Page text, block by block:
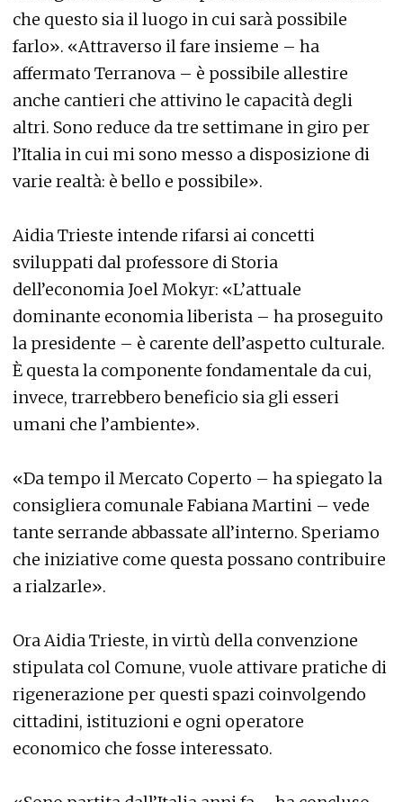
che questo sia il luogo in cui sarà possibile
farlo». «Attraverso il fare insieme – ha
affermato Terranova – è possibile allestire
anche cantieri che attivino le capacità degli
altri. Sono reduce da tre settimane in giro per
l’Italia in cui mi sono messo a disposizione di
varie realtà: è bello e possibile».
Aidia Trieste intende rifarsi ai concetti
sviluppati dal professore di Storia
dell’economia Joel Mokyr: «L’attuale
dominante economia liberista – ha proseguito
la presidente – è carente dell’aspetto culturale.
È questa la componente fondamentale da cui,
invece, trarrebbero beneficio sia gli esseri
umani che l’ambiente».
«Da tempo il Mercato Coperto – ha spiegato la
consigliera comunale Fabiana Martini – vede
tante serrande abbassate all’interno. Speriamo
che iniziative come questa possano contribuire
a rialzarle».
Ora Aidia Trieste, in virtù della convenzione
stipulata col Comune, vuole attivare pratiche di
rigenerazione per questi spazi coinvolgendo
cittadini, istituzioni e ogni operatore
economico che fosse interessato.